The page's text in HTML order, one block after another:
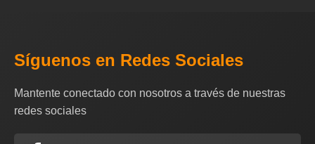
Síguenos en Redes Sociales
Mantente conectado con nosotros a través de nuestras
redes sociales